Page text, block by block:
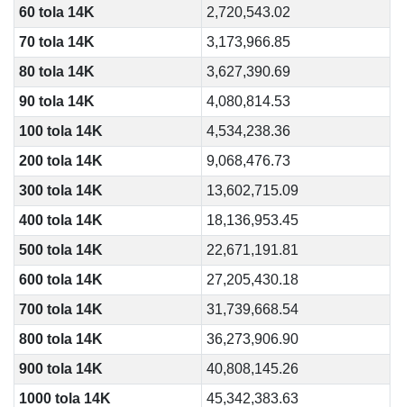
60 tola 14K
2,720,543.02
70 tola 14K
3,173,966.85
80 tola 14K
3,627,390.69
90 tola 14K
4,080,814.53
100 tola 14K
4,534,238.36
200 tola 14K
9,068,476.73
300 tola 14K
13,602,715.09
400 tola 14K
18,136,953.45
500 tola 14K
22,671,191.81
600 tola 14K
27,205,430.18
700 tola 14K
31,739,668.54
800 tola 14K
36,273,906.90
900 tola 14K
40,808,145.26
1000 tola 14K
45,342,383.63